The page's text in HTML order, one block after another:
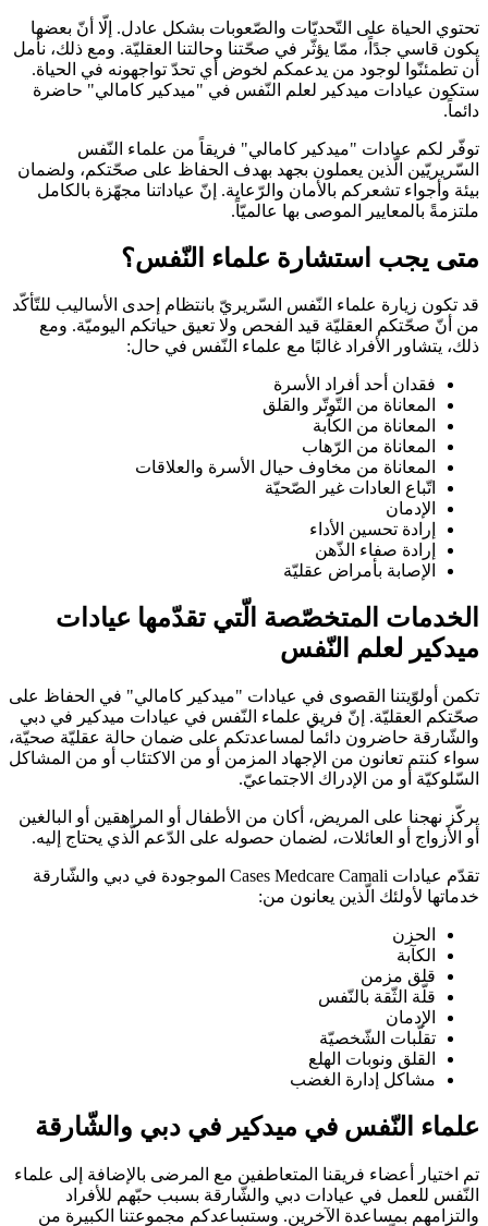
تحتوي الحياة على التّحديّات والصّعوبات بشكل عادل. إلّا أنّ بعضها
يكون قاسي جدًاً، ممّا يؤثّر في صحّتنا وحالتنا العقليّة. ومع ذلك، نأمل
أن تطمئنّوا لوجود من يدعمكم لخوض أي تحدّ تواجهونه في الحياة.
ستكون عيادات ميدكير لعلم النّفس في "ميدكير كامالي" حاضرة
دائماً.
توفّر لكم عيادات "ميدكير كامالي" فريقاً من علماء النّفس
السّريريّين الّذين يعملون بجهد بهدف الحفاظ على صحّتكم، ولضمان
بيئة وأجواء تشعركم بالأمان والرّعاية. إنّ عياداتنا مجهّزة بالكامل
ملتزمةً بالمعايير الموصى بها عالميّاً.
متى يجب استشارة علماء النّفس؟
قد تكون زيارة علماء النّفس السّريريّ بانتظام إحدى الأساليب للتّأكّد
من أنّ صحّتكم العقليّة قيد الفحص ولا تعيق حياتكم اليوميّة. ومع
ذلك، يتشاور الأفراد غالبًا مع علماء النّفس في حال:
فقدان أحد أفراد الأسرة
المعاناة من التّوتّر والقلق
المعاناة من الكآبة
المعاناة من الرّهاب
المعاناة من مخاوف حيال الأسرة والعلاقات
اتّباع العادات غير الصّحيّة
الإدمان
إرادة تحسين الأداء
إرادة صفاء الذّهن
الإصابة بأمراض عقليّة
الخدمات المتخصّصة الّتي تقدّمها عيادات
ميدكير لعلم النّفس
تكمن أولوّيتنا القصوى في عيادات "ميدكير كامالي" في الحفاظ على
صحّتكم العقليّة. إنّ فريق علماء النّفس في عيادات ميدكير في دبي
والشّارقة حاضرون دائماً لمساعدتكم على ضمان حالة عقليّة صحيّة،
سواء كنتم تعانون من الإجهاد المزمن أو من الاكتئاب أو من المشاكل
السّلوكيّة أو من الإدراك الاجتماعيّ.
يركّز نهجنا على المريض، أكان من الأطفال أو المراهقين أو البالغين
أو الأزواج أو العائلات، لضمان حصوله على الدّعم الّذي يحتاج إليه.
تقدّم عيادات Cases Medcare Camali الموجودة في دبي والشّارقة
خدماتها لأولئك الّذين يعانون من:
الحزن
الكآبة
قلق مزمن
قلّة الثّقة بالنّفس
الإدمان
تقلّبات الشّخصيّة
القلق ونوبات الهلع
مشاكل إدارة الغضب
علماء النّفس في ميدكير في دبي والشّارقة
تم اختيار أعضاء فريقنا المتعاطفين مع المرضى بالإضافة إلى علماء
النّفس للعمل في عيادات دبي والشّارقة بسبب حبّهم للأفراد
والتزامهم بمساعدة الآخرين. وستساعدكم مجموعتنا الكبيرة من